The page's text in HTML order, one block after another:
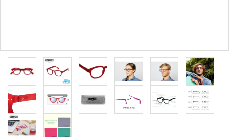
コンテンツ
INFORMATION
ACCOUNT MENU